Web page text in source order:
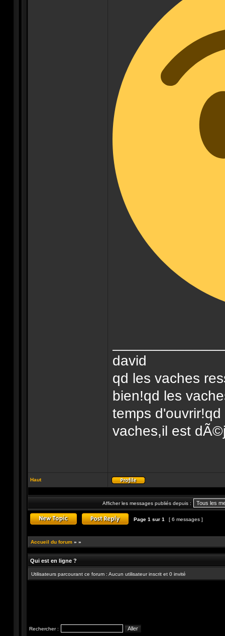
david
qd les vaches
bien!qd les
temps
vaches,il est
Haut
Profil
Afficher les messages publiés depuis :
Page 1 sur 1 [ 6 messages ]
Accueil du forum » »
Qui est en ligne ?
Utilisateurs parcourant ce forum : Aucun utilisateur inscrit et 0 invité
Rechercher :